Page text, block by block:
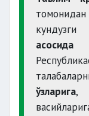
кундузги
асосида
ўзларига,